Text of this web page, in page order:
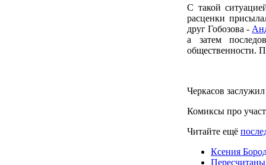
С такой
расценки
друг Гобозова -
а затем
общественности.
Черкасов
Комиксы про
Читайте ещё
Ксения
Пересчитаны